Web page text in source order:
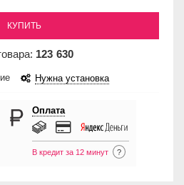
КУПИТЬ
123 630
Нужна установка
Оплата
В кредит за 12 минут ?